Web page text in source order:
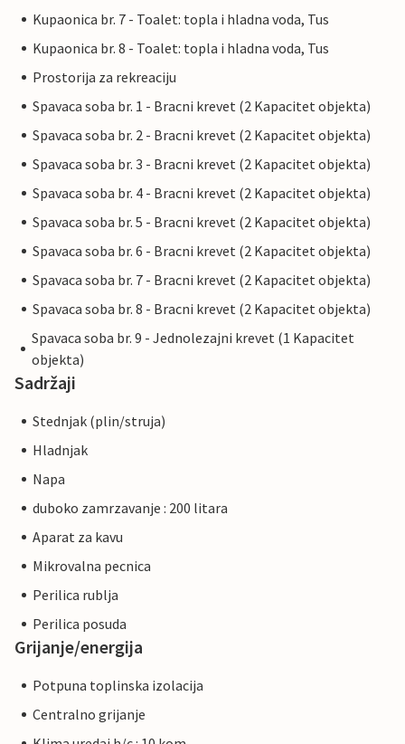
Kupaonica br. 7 - Toalet: topla i hladna voda, Tus
Kupaonica br. 8 - Toalet: topla i hladna voda, Tus
Prostorija za rekreaciju
Spavaca soba br. 1 - Bracni krevet (2 Kapacitet objekta)
Spavaca soba br. 2 - Bracni krevet (2 Kapacitet objekta)
Spavaca soba br. 3 - Bracni krevet (2 Kapacitet objekta)
Spavaca soba br. 4 - Bracni krevet (2 Kapacitet objekta)
Spavaca soba br. 5 - Bracni krevet (2 Kapacitet objekta)
Spavaca soba br. 6 - Bracni krevet (2 Kapacitet objekta)
Spavaca soba br. 7 - Bracni krevet (2 Kapacitet objekta)
Spavaca soba br. 8 - Bracni krevet (2 Kapacitet objekta)
Spavaca soba br. 9 - Jednolezajni krevet (1 Kapacitet
objekta)
Sadržaji
Stednjak (plin/struja)
Hladnjak
Napa
duboko zamrzavanje : 200 litara
Aparat za kavu
Mikrovalna pecnica
Perilica rublja
Perilica posuda
Grijanje/energija
Potpuna toplinska izolacija
Centralno grijanje